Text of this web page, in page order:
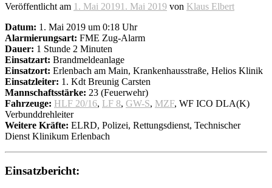
Veröffentlicht am 1. Mai 20191. Mai 2019 von Klaus Elbert
Datum: 1. Mai 2019 um 0:18 Uhr
Alarmierungsart: FME Zug-Alarm
Dauer: 1 Stunde 2 Minuten
Einsatzart: Brandmeldeanlage
Einsatzort: Erlenbach am Main, Krankenhausstraße, Helios Klinik
Einsatzleiter: 1. Kdt Breunig Carsten
Mannschaftsstärke: 23 (Feuerwehr)
Fahrzeuge: HLF 20/16, LF 8, GW-S, MZF, WF ICO DLA(K)
Verbunddrehleiter
Weitere Kräfte: ELRD, Polizei, Rettungsdienst, Technischer
Dienst Klinikum Erlenbach
Einsatzbericht: